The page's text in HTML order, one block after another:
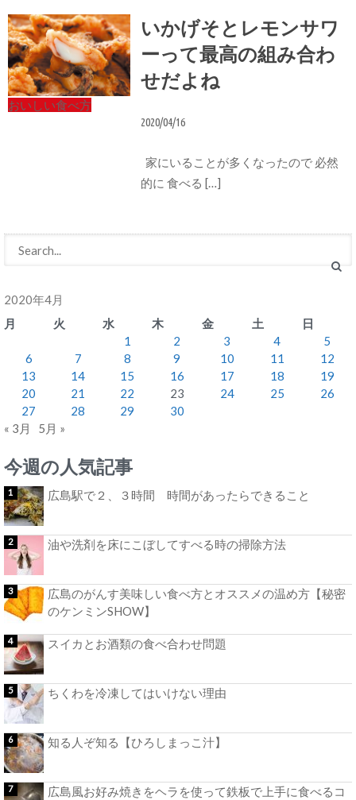
おいしい食べ方
いかげそとレモンサワ
ーって最高の組み合わ
せだよね
2020/04/16
家にいることが多くなったので 必然
的に 食べる […]
2020年4月
月
火 水 木 金 土
日
1
2 3 4
5
6
7 8 9 10 11
12
13
14 15 16 17 18
19
20
21 22 23 24 25
26
27
28 29
30
« 3月
5月 »
今週の人気記事
広島駅で２、３時間 時間があったらできること
油や洗剤を床にこぼしてすべる時の掃除方法
広島のがんす美味しい食べ方とオススメの温め方【秘密
のケンミンSHOW】
スイカとお酒類の食べ合わせ問題
ちくわを冷凍してはいけない理由
知る人ぞ知る【ひろしまっこ汁】
広島風お好み焼きをヘラを使って鉄板で上手に食べるコ